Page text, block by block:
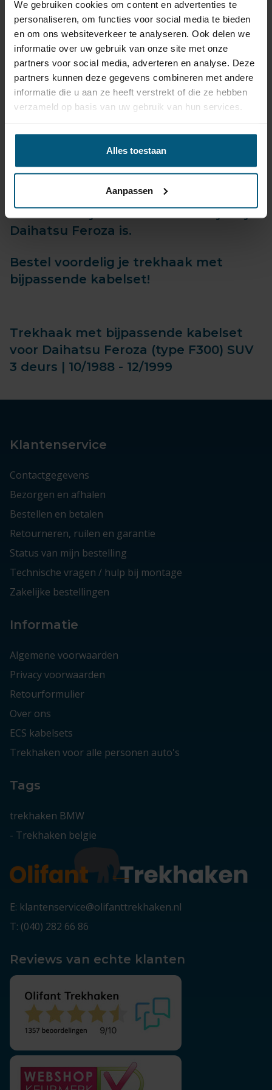
We gebruiken cookies om content en advertenties te
personaliseren, om functies voor social media te bieden
en om ons websiteverkeer te analyseren. Ook delen we
informatie over uw gebruik van onze site met onze
partners voor social media, adverteren en analyse. Deze
partners kunnen deze gegevens combineren met andere
informatie die u aan ze heeft verstrekt of die ze hebben
verzameld op basis van uw gebruik van hun services.
Alles toestaan
Aanpassen
Betrouwbaar, snel geleverd, vaak binnen 24 uur!
Twijfel je welke trekhaak set het beste past?
Heb je vragen over de universele kabelsets?
Neem gewoon contactmet ons op!
Met onze jarenlange ervaring geeft Olifant
trekhaken je graag een eerlijk en onafhankelijk advies.
Daihatsu Feroza productiedatum
Maak onder je keuze welk bouwjaar je
Daihatsu Feroza is.
Bestel voordelig je trekhaak met
bijpassende kabelset!
Trekhaak met bijpassende kabelset
voor Daihatsu Feroza (type F300) SUV
3 deurs | 10/1988 - 12/1999
Klantenservice
Contactgegevens
Bezorgen en afhalen
Bestellen en betalen
Retourneren, ruilen en garantie
Status van mijn bestelling
Technische vragen / hulp bij montage
Zakelijke bestellingen
Informatie
Algemene voorwaarden
Privacy voorwaarden
Retourformulier
Over ons
ECS kabelsets
Trekhaken voor alle personen auto's
Tags
trekhaken BMW
- Trekhaken belgie
E: klantenservice@olifanttrekhaken.nl
T: (040) 282 66 86
Reviews van echte klanten